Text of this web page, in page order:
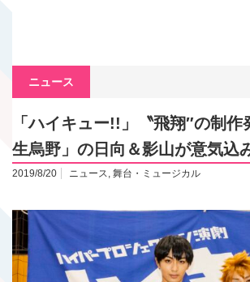
ニュース
「ハイキュー!!」〝飛翔″の制
生烏野」の日向＆影山が意気込
2019/8/20 ニュース, 舞台・ミュージカル